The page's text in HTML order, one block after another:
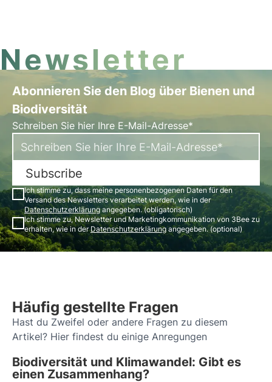
Newsletter
Abonnieren Sie den Blog über Bienen und
Biodiversität
Schreiben Sie hier Ihre E-Mail-Adresse*
Subscribe
Ich stimme zu, dass meine personenbezogenen Daten für den
Versand des Newsletters verarbeitet werden, wie in der
Datenschutzerklärungangegeben. (obligatorisch)
Ich stimme zu, Newsletter und Marketingkommunikation von 3Bee zu
erhalten, wie in derDatenschutzerklärungangegeben. (optional)
Häufig gestellte Fragen
Hast du Zweifel oder andere Fragen zu diesem
Artikel? Hier findest du einige Anregungen
Biodiversität und Klimawandel: Gibt es
einen Zusammenhang?